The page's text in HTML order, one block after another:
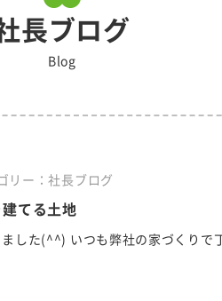
長ブログ
Blog
リー：社長ブログ
てる土地
した(^^) いつも弊社の家づくりで